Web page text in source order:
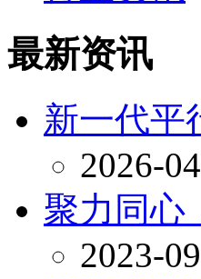
最新资讯
新一代平
2026-
聚力同心
2023-